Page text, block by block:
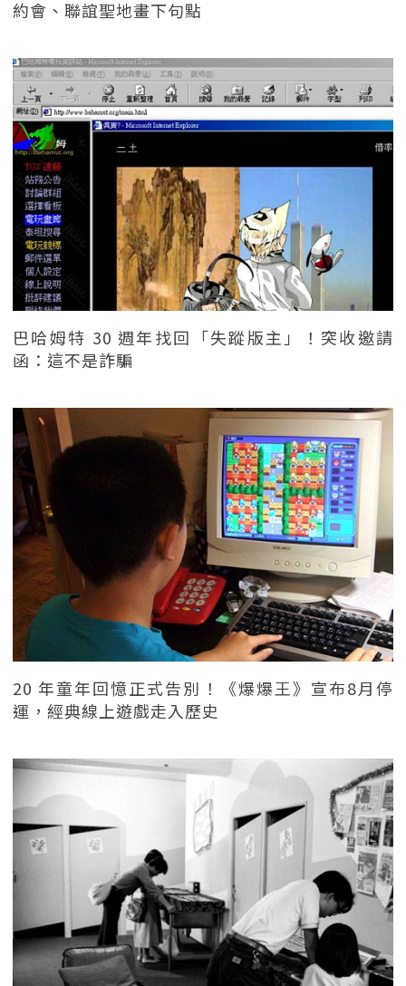
約會、聯誼聖地畫下句點
巴哈姆特 30 週年找回「失蹤版主」！突收邀請
函：這不是詐騙
20 年童年回憶正式告別！《爆爆王》宣布8月停
運，經典線上遊戲走入歷史